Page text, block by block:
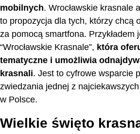
mobilnych. Wrocławskie krasnale
to propozycja dla tych, którzy chcą
za pomocą smartfona. Przykładem
“Wrocławskie Krasnale”, która
tematyczne i umożliwia
krasnali. Jest to cyfrowe wsparcie
zwiedzania jednej z
w Polsce.
Wielkie święto